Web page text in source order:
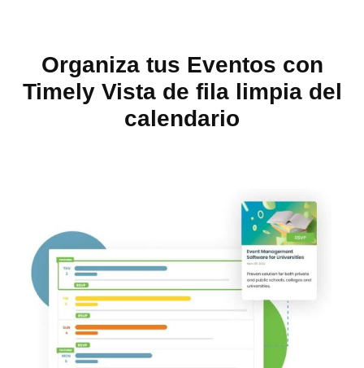
Organiza tus Eventos con
Timely Vista de fila limpia del
calendario